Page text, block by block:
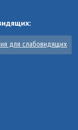
для слабовидящих